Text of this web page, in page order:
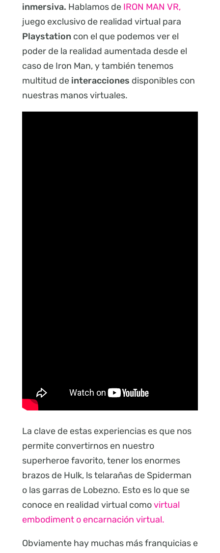
inmersiva. Hablamos de IRON MAN VR,
juego exclusivo de realidad virtual para
Playstation con el que podemos ver el
poder de la realidad aumentada desde el
caso de Iron Man, y también tenemos
multitud deinteracciones disponibles con
nuestras manos virtuales.
La clave de estas experiencias es que nos
permite convertirnos en nuestro
superheroe favorito, tener los enormes
brazos de Hulk, ls telarañas de Spiderman
o las garras de Lobezno. Esto es lo que se
conoce en realidad virtual comovirtual
embodiment o encarnación virtual.
Obviamente hay muchas más franquicias e